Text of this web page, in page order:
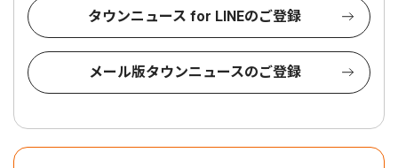
タウンニュース for LINEのご登録
メール版タウンニュースのご登録